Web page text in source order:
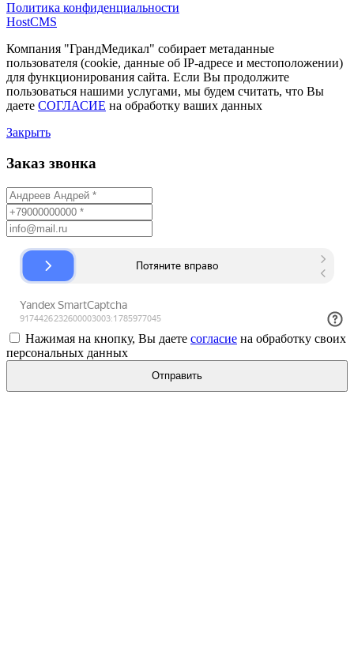
Политика конфиденциальности
HostCMS
Компания "ГрандМедикал" собирает метаданные
пользователя (cookie, данные об IP-адресе и местоположении)
для функционирования сайта. Если Вы продолжите
пользоваться нашими услугами, мы будем считать, что Вы
даете СОГЛАСИЕ на обработку ваших данных
Закрыть
Заказ звонка
Нажимая на кнопку, Вы даете согласие на обработку своих
персональных данных
Отправить